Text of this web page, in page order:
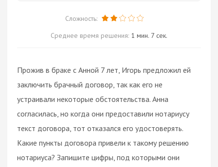
Сложность:
Среднее время решения: 1 мин. 7 сек.
Прожив в браке с Анной 7 лет, Игорь предложил ей
заключить брачный договор, так как его не
устраивали некоторые обстоятельства. Анна
согласилась, но когда они предоставили нотариусу
текст договора, тот отказался его удостоверять.
Какие пункты договора привели к такому решению
нотариуса? Запишите цифры, под которыми они